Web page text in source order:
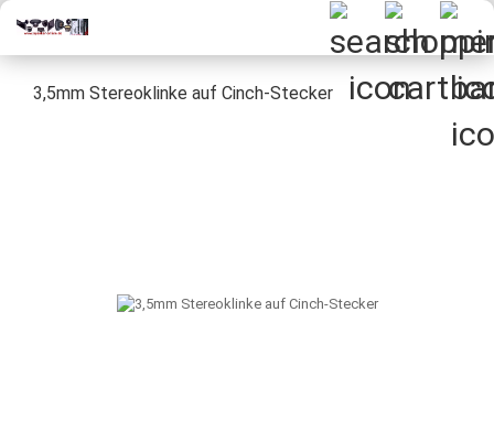
3,5mm Stereoklinke auf Cinch-Stecker